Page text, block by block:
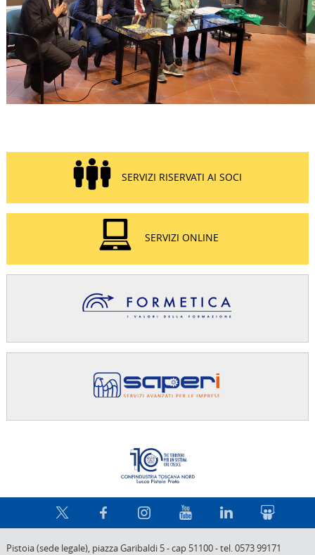
SERVIZI RISERVATI AI SOCI
SERVIZI ONLINE
Pistoia (sede legale), piazza Garibaldi 5-cap 51100-tel. 0573 99171